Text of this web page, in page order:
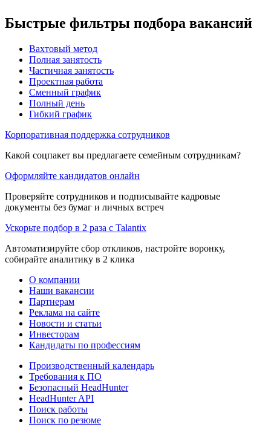
Быстрые фильтры подбора вакансий
Вахтовый метод
Полная занятость
Частичная занятость
Проектная работа
Сменный график
Полный день
Гибкий график
Корпоративная поддержка сотрудников
Какой соцпакет вы предлагаете семейным сотрудникам?
Оформляйте кандидатов онлайн
Проверяйте сотрудников и подписывайте кадровые
документы без бумаг и личных встреч
Ускорьте подбор в 2 раза с Talantix
Автоматизируйте сбор откликов, настройте воронку,
собирайте аналитику в 2 клика
О компании
Наши вакансии
Партнерам
Реклама на сайте
Новости и статьи
Инвесторам
Кандидаты по профессиям
Производственный календарь
Требования к ПО
Безопасный HeadHunter
HeadHunter API
Поиск работы
Поиск по резюме